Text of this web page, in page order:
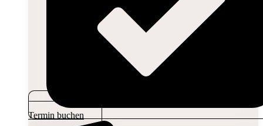
Termin buchen